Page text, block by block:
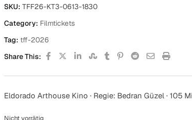
SKU: TFF26-KT3-0613-1830
Category: Filmtickets
Tag: tff-2026
Share This:
Eldorado Arthouse Kino · Regie: Bedran Güzel · 105
Nicht vorrätig